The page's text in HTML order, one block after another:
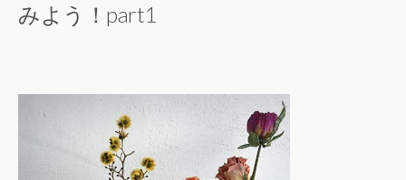
みよう！part1